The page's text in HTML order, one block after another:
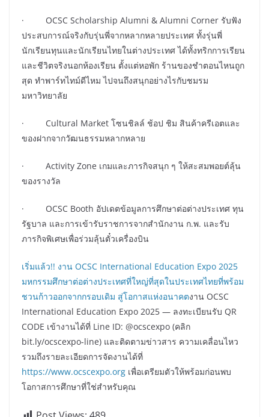
· OCSC Scholarship Alumni & Alumni Corner รับฟัง
ประสบการณ์จริงกับรุ่นพี่จากหลากหลายประเทศ ทั้งรุ่นพี่
นักเรียนทุนและนักเรียนไทยในต่างประเทศ ได้ทั้งทริกการเรียน
และชีวิตจริงนอกห้องเรียน ตั้งแต่หอพัก ร้านของชำตอนไหนถูก
สุด ทำพาร์ทไทม์ดีไหม ไปจนถึงสนุกอย่างไรกับชมรม
มหาวิทยาลัย
· Cultural Market โซนชิลล์ ช้อป ชิม สินค้าครีเอตและ
ของฝากจากวัฒนธรรมหลากหลาย
· Activity Zone เกมและภารกิจสนุก ๆ ให้สะสมพอยต์ลุ้น
ของรางวัล
· OCSC Booth อัปเดตข้อมูลการศึกษาต่อต่างประเทศ ทุน
รัฐบาล และการเข้ารับราชการจากสำนักงาน ก.พ. และรับ
ภารกิจพิเศษเพื่อร่วมลุ้นตั๋วเครื่องบิน
เริ่มแล้ว!! งาน OCSC International Education Expo 2025
มหกรรมศึกษาต่อต่างประเทศที่ใหญ่ที่สุดในประเทศไทยที่พร้อม
ชวนก้าวออกจากกรอบเดิม สู่โอกาสแห่งอนาคตงาน OCSC
International Education Expo 2025 — ลงทะเบียนรับ QR
CODE เข้างานได้ที่ Line ID: @ocscexpo (คลิก
bit.ly/ocscexpo-line) และติดตามข่าวสาร ความเคลื่อนไหว
รวมถึงรายละเอียดการจัดงานได้ที่
https://www.ocscexpo.org เพื่อเตรียมตัวให้พร้อมก่อนพบ
โอกาสการศึกษาที่ใช่สำหรับคุณ